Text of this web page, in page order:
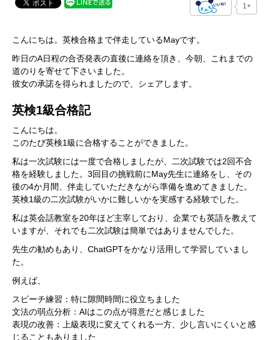
1+
こんにちは。英検合格まで伴走しているMayです。
昨日のA日程の合否発表の直後に連絡を頂き、今朝、これまでの
道のりを寄せて下さいました。
彼女の承諾を得られましたので、シェアします。
英検1級合格記
こんにちは。
このたび英検1級に合格することができました。
私は一次試験には一度で合格しましたが、二次試験では2回不合
格を経験しました。3回目の挑戦前にMay先生に連絡をし、その
後の4か月間、伴走していただきながら準備を進めてきました。
英検1級の二次試験がいかに難しいかを実感する経験でした。
私は英会話教室を20年ほど主宰しており、企業でも英語を教えて
いますが、それでも二次試験は簡単ではありませんでした。
先生の勧めもあり、ChatGPTをかなり活用して学習していまし
た。
例えば、
スピーチ練習：特に隙間時間に役立ちました
文法の弱点分析：AIはこの点が得意だと感じました
表現の改善：上級表現に変えてくれる一方、少し言いにくいと感
じることもありました